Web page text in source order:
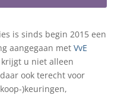
is sinds begin 2015 een
aangegaan met VvE
krijgt u niet alleen
ook terecht voor
)keuringen,